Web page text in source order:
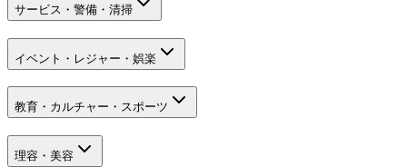
サービス・警備・清掃
イベント・レジャー・娯楽
教育・カルチャー・スポーツ
理容・美容